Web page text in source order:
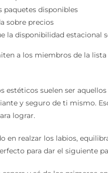
paquetes disponibles
sobre precios
la disponibilidad estacional
a los miembros de la
estéticos suelen ser
y seguro de ti mismo.
lograr.
en realzar los labios,
para dar el siguiente